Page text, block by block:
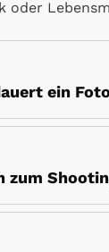
oder
ein
zum